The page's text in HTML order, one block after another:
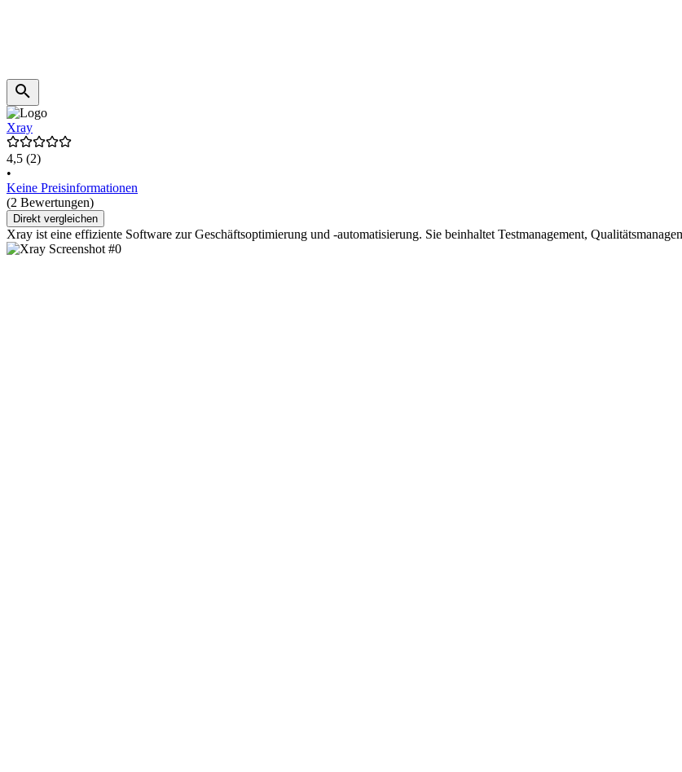
Xray
4,5 (2)
•
Keine Preisinformationen
(2 Bewertungen)
Direkt vergleichen
Xray ist eine effiziente Software zur Geschäftsoptimierung und -automatisierung. Sie beinhaltet Testmanagement,